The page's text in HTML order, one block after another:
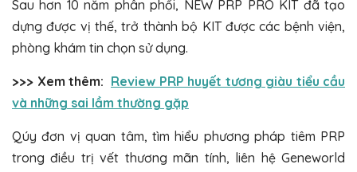
Sau hơn 10 năm phân phối, NEW PRP PRO KIT đã tạo
dựng được vị thế, trở thành bộ KIT được các bệnh viện,
phòng khám tin chọn sử dụng.
>>> Xem thêm: Review PRP huyết tương giàu tiểu cầu
và những sai lầm thường gặp
Qúy đơn vị quan tâm, tìm hiểu phương pháp tiêm PRP
trong điều trị vết thương mãn tính, liên hệ Geneworld